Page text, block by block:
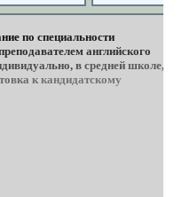
по специальности
английского
всреднейшколе,
ккандидатскому